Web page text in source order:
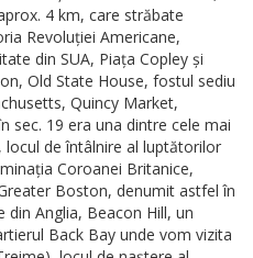
4 km, care străbate
Revoluției Americane,
din SUA, Piața Copley și
Old State House, fostul sediu
Quincy Market,
sec. 19 era una dintre cele mai
locul de întâlnire al luptătorilor
Coroanei Britanice,
Boston, denumit astfel în
Anglia, Beacon Hill, un
Back Bay unde vom vizita